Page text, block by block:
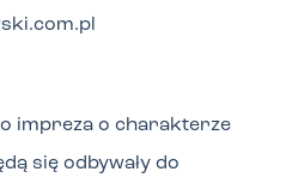
impreza o charakterze
się odbywały do